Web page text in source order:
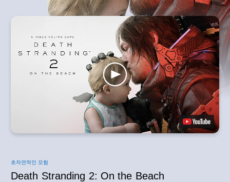
초자연적인 모험
Death Stranding 2: On the Beach